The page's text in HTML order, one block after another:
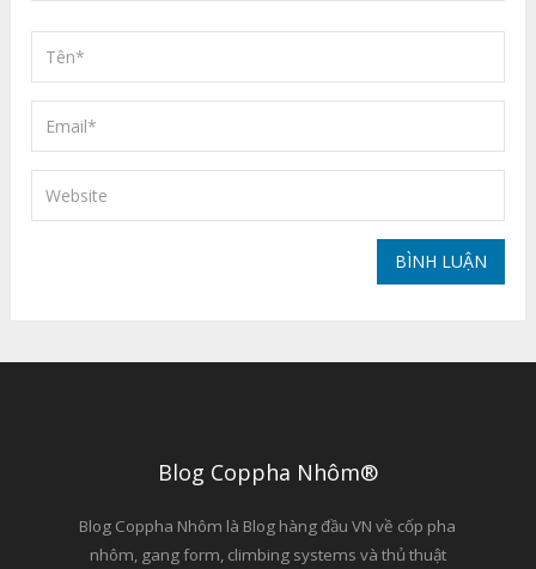
Blog Coppha Nhôm®
Blog Coppha Nhôm là Blog hàng đầu VN về cốp pha
nhôm, gang form, climbing systems và thủ thuật